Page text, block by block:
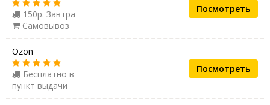
150р. Завтра
Самовывоз
Посмотреть
Ozon
Бесплатно в
пункт выдачи
Посмотреть